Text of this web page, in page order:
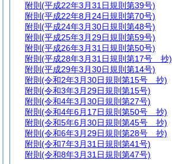
附則 (平成22年3月31日規則第39号)
附則 (平成22年8月24日規則第70号)
附則 (平成24年3月30日規則第48号)
附則 (平成25年3月29日規則第59号)
附則 (平成26年3月31日規則第50号)
附則 (平成28年3月31日規則第17号 抄)
附則 (平成29年3月30日規則第14号)
附則 (令和2年3月30日規則第15号 抄)
附則 (令和3年3月29日規則第15号)
附則 (令和4年3月30日規則第27号)
附則 (令和4年6月17日規則第50号 抄)
附則 (令和5年6月30日規則第45号 抄)
附則 (令和6年3月29日規則第28号 抄)
附則 (令和7年3月31日規則第41号)
附則 (令和8年3月31日規則第47号)